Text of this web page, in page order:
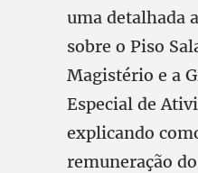
uma detalhada
sobre o Piso
Magistério e a
Especial de
explicando
remuneração